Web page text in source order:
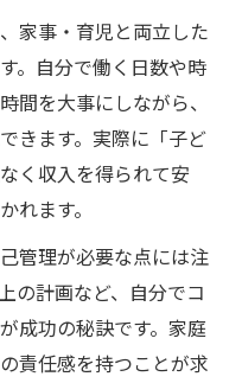
家事・育児と両立した
。自分で働く日数や時
間を大事にしながら、
きます。実際に「子ど
く収入を得られて安
れます。
管理が必要な点には注
の計画など、自分でコ
成功の秘訣です。家庭
責任感を持つことが求